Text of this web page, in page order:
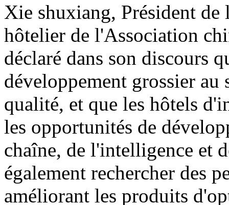
Xie shuxiang, Président de
hôtelier de l'Association
déclaré dans son discours
développement grossier au
qualité, et que les hôtels
les opportunités de
chaîne, de l'intelligence et
également rechercher des
améliorant les produits